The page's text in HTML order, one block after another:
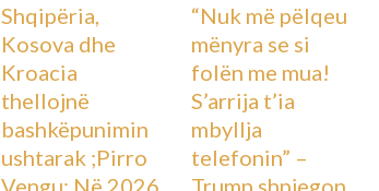
Shqipëria,
Kosova dhe
Kroacia
thellojnë
bashkëpunimin
ushtarak ;Pirro
Vengu: Në 2026
“Nuk më pëlqeu
mënyra se si
folën me mua!
S’arrija t’ia
mbyllja
telefonin” –
Trump shpjegon